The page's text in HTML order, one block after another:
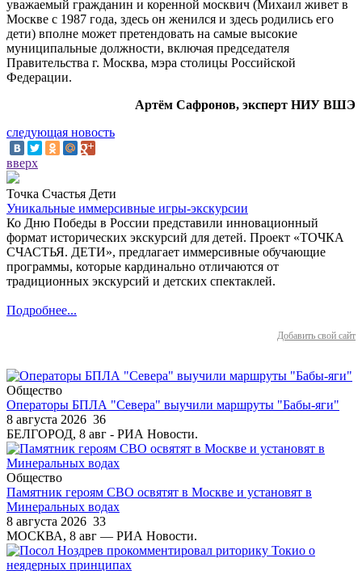
уважаемый гражданин и коренной москвич (Михаил живет в
Москве с 1987 года, здесь он женился и здесь родились его
дети) вполне может претендовать на самые высокие
муниципальные должности, включая председателя
Правительства г. Москва, мэра столицы Российской
Федерации.
Артём Сафронов, эксперт НИУ ВШЭ
следующая новость
вверх
Точка Счастья Дети
Уникальные иммерсивные игры-экскурсии
Ко Дню Победы в России представили инновационный
формат исторических экскурсий для детей. Проект «ТОЧКА
СЧАСТЬЯ. ДЕТИ», предлагает иммерсивные обучающие
программы, которые кардинально отличаются от
традиционных экскурсий и детских спектаклей.
Подробнее...
Добавить свой сайт
Общество
Операторы БПЛА "Севера" выучили маршруты "Бабы-яги"
8 августа 2026 36
БЕЛГОРОД, 8 авг - РИА Новости.
Общество
Памятник героям СВО освятят в Москве и установят в
Минеральных водах
8 августа 2026 33
МОСКВА, 8 авг — РИА Новости.